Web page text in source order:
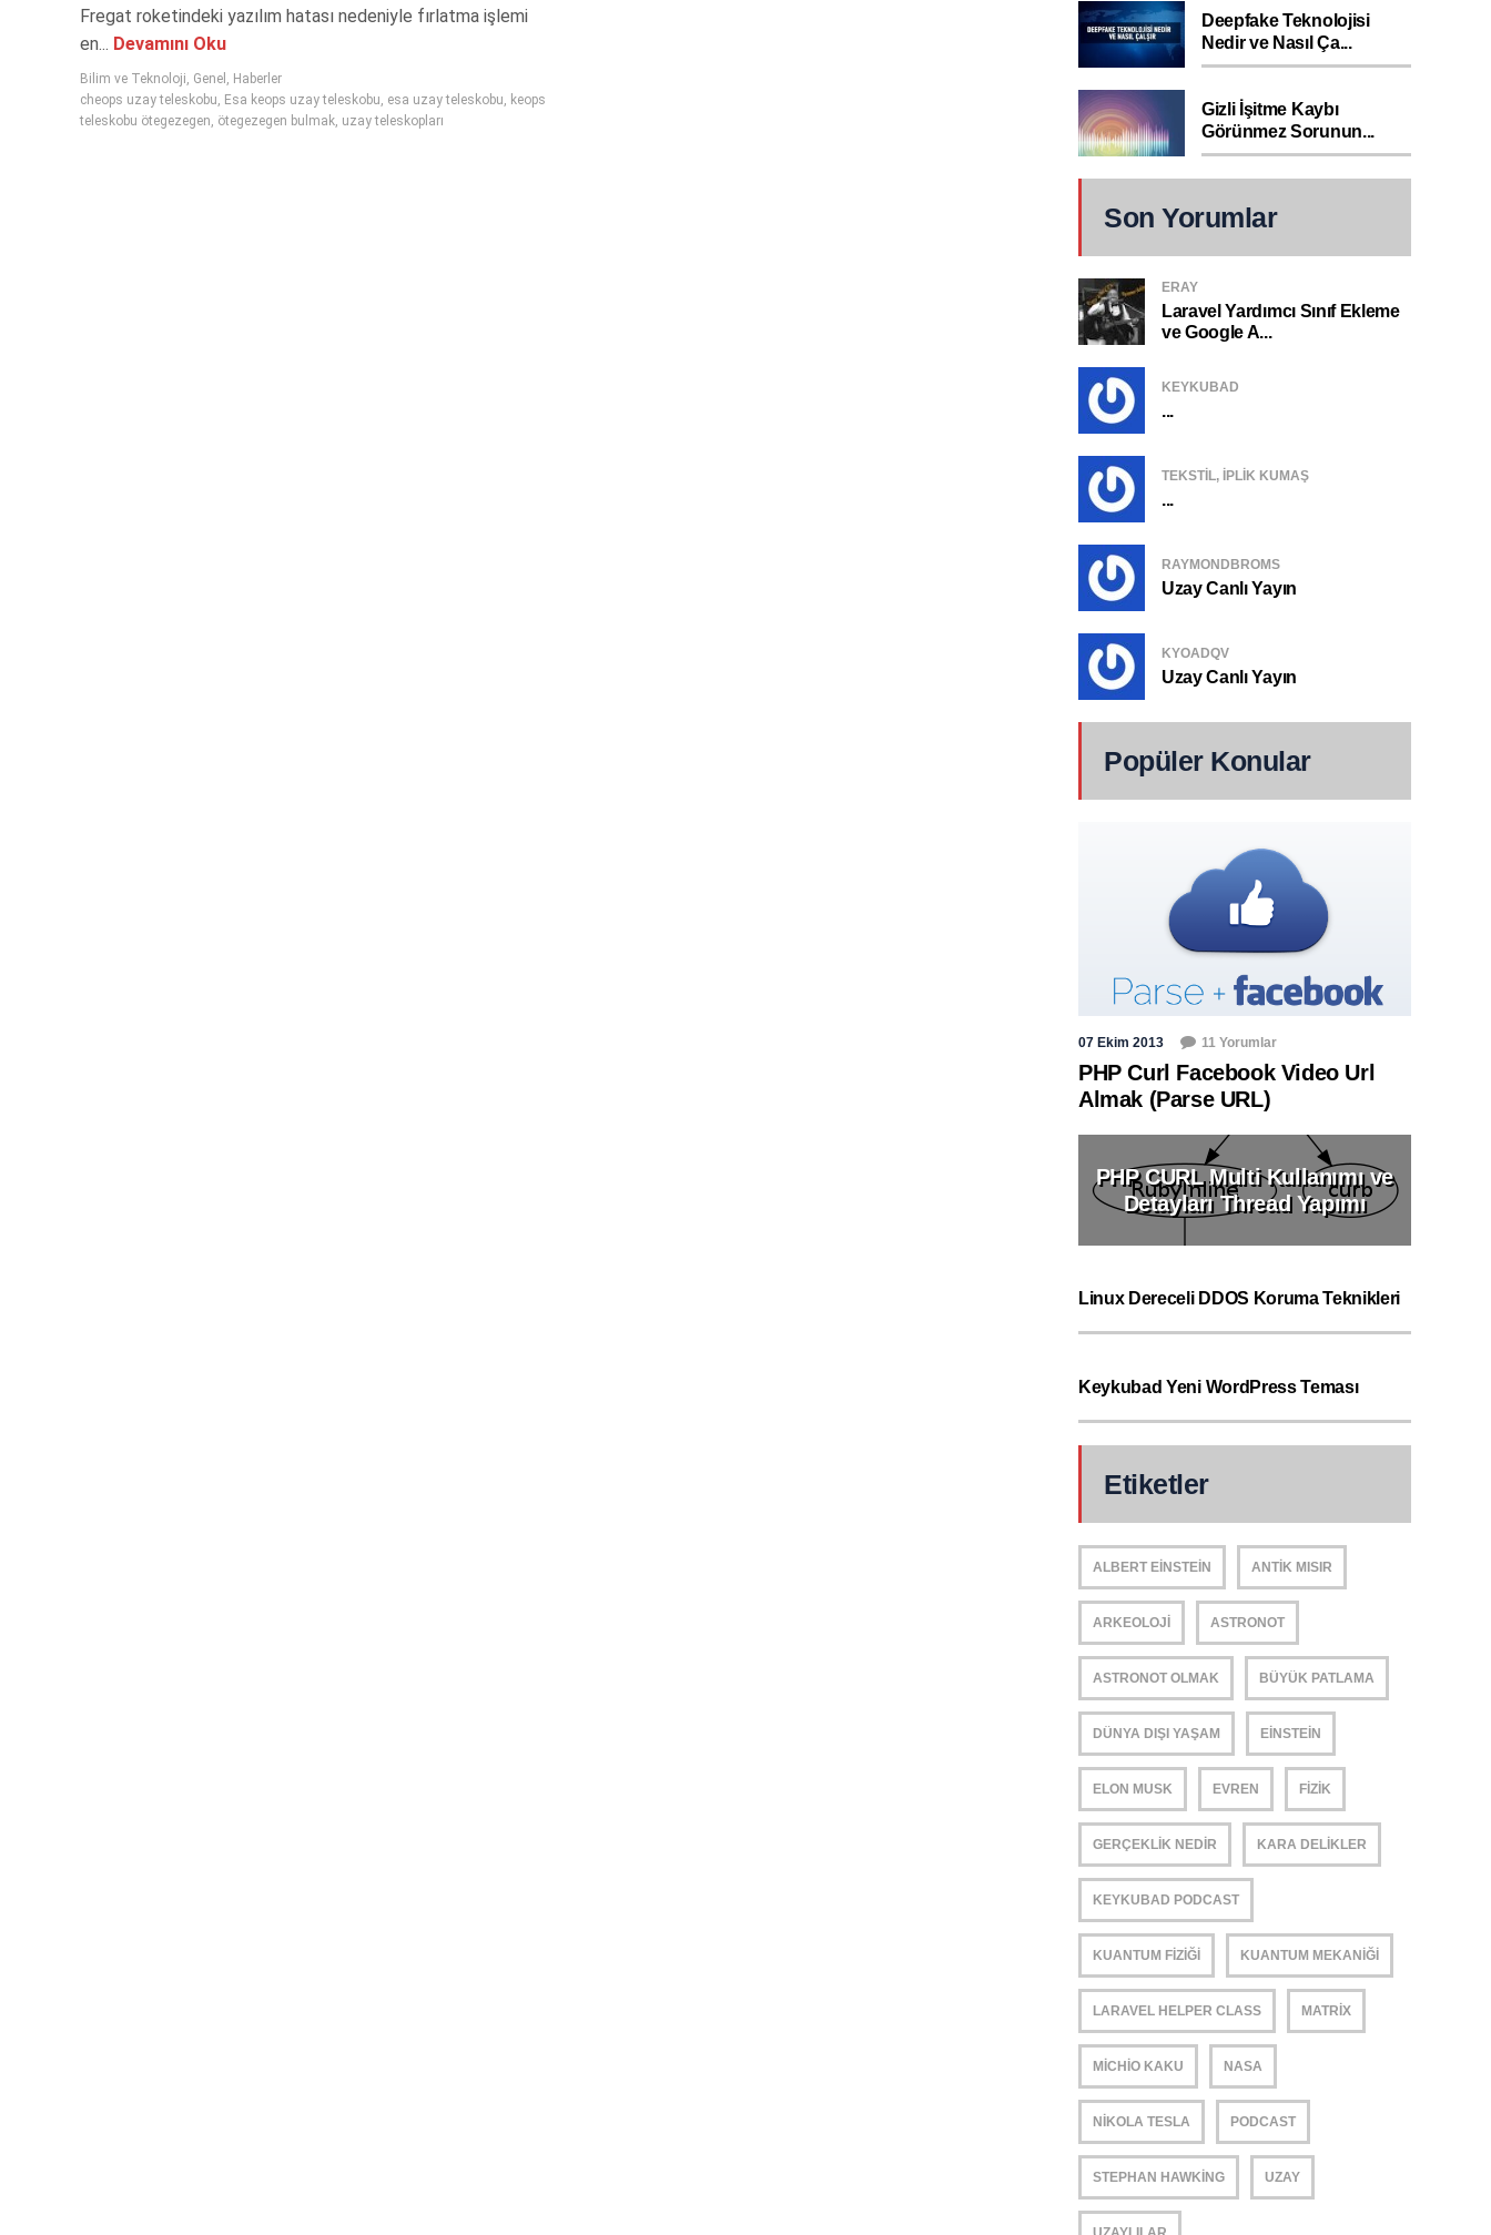
Fregat roketindeki yazılım hatası nedeniyle fırlatma işlemi
en... Devamını Oku
Bilim ve Teknoloji, Genel , Haberler
cheops uzay teleskobu, Esa keops uzay teleskobu, esa uzay teleskobu, keops
teleskobu ötegezegen, ötegezegen bulmak, uzay teleskopları
Deepfake Teknolojisi
Nedir ve Nasıl Ça...
Gizli İşitme Kaybı
Görünmez Sorunun...
Son Yorumlar
ERAY
Laravel Yardımcı Sınıf Ekleme
ve Google A...
KEYKUBAD
...
TEKSTIL, IPLIK KUMAŞ
...
RAYMONDBROMS
Uzay Canlı Yayın
KYOADQV
Uzay Canlı Yayın
Popüler Konular
07 Ekim 2013 11 Yorumlar
PHP Curl Facebook Video Url
Almak (Parse URL)
PHP CURL Multi Kullanımı ve
Detayları Thread Yapımı
Linux Dereceli DDOS Koruma Teknikleri
Keykubad Yeni WordPress Teması
Etiketler
ALBERT EINSTEIN ANTIK MISIR
ARKEOLOJI ASTRONOT
ASTRONOT OLMAK BÜYÜK PATLAMA
DÜNYA DIŞI YAŞAM EINSTEIN
ELON MUSK EVREN FIZIK
GERÇEKLIK NEDIR KARA DELIKLER
KEYKUBAD PODCAST
KUANTUM FIZIĞI KUANTUM MEKANIĞI
LARAVEL HELPER CLASS MATRIX
MICHIO KAKU NASA
NIKOLA TESLA PODCAST
STEPHAN HAWKING UZAY